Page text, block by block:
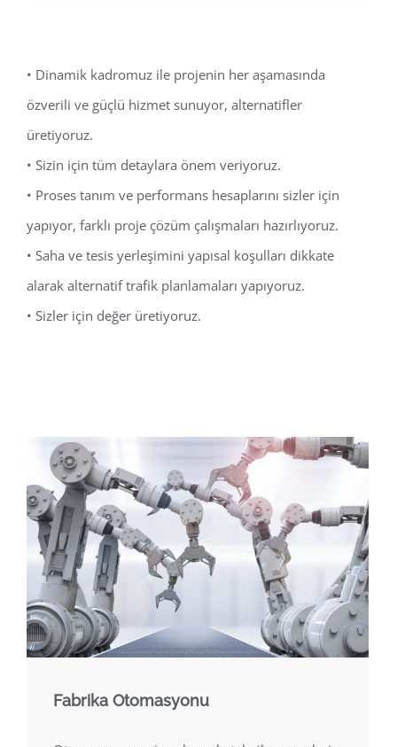
• Dinamik kadromuz ile projenin her aşamasında
özverili ve güçlü hizmet sunuyor, alternatifler
üretiyoruz.
• Sizin için tüm detaylara önem veriyoruz.
• Proses tanım ve performans hesaplarını sizler için
yapıyor, farklı proje çözüm çalışmaları hazırlıyoruz.
• Saha ve tesis yerleşimini yapısal koşulları dikkate
alarak alternatif trafik planlamaları yapıyoruz.
• Sizler için değer üretiyoruz.
Fabrika Otomasyonu